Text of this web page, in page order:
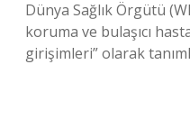
Dünya Sağlık Örgütü
koruma ve bulaşıcı
girişimleri” olarak